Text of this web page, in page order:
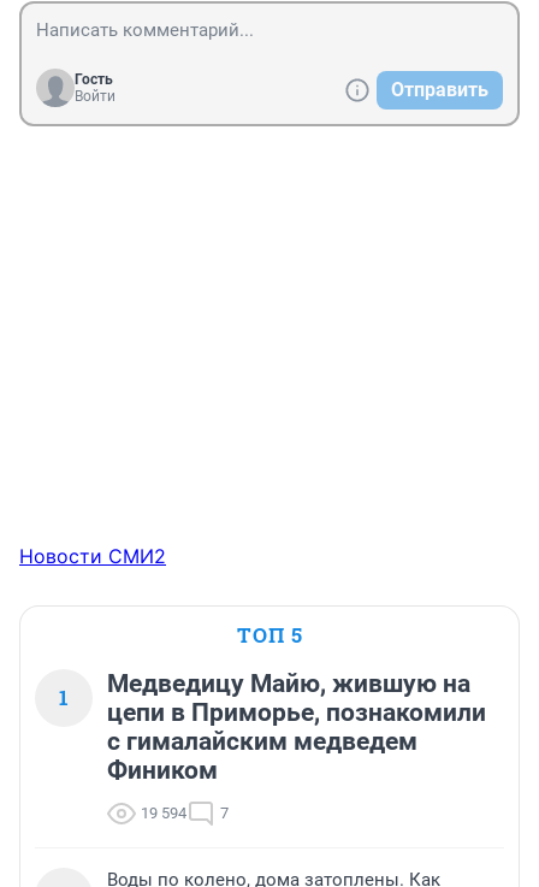
Гость
Войти
Отправить
Новости СМИ2
ТОП 5
1
Медведицу Майю, жившую на
цепи в Приморье, познакомили
с гималайским медведем
Фиником
19 594 7
Воды по колено, дома затоплены. Как